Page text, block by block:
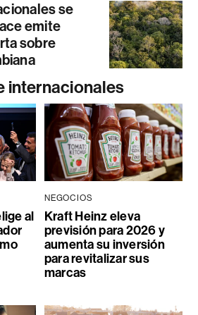
se
emite
sobre
internacionales
al
NEGOCIOS
Kraft Heinz eleva
previsión para 2026 y
aumenta su inversión
para revitalizar sus
marcas